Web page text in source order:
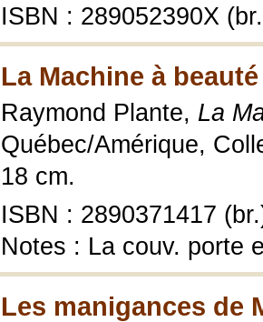
ISBN : 289052390X
La Machine à
Raymond Plante, La
Québec/Amérique,
18 cm.
ISBN : 2890371417
Notes : La couv. porte
Les manigances de